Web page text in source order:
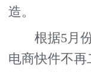
造。
根据5月份
电商快件不再